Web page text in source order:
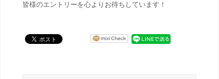
皆様のエントリーを心よりお待ちしています！